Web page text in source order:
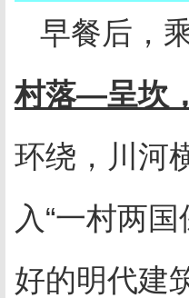
早餐后，
村落—呈坎
环绕，川河
入“一村两
好的明代建